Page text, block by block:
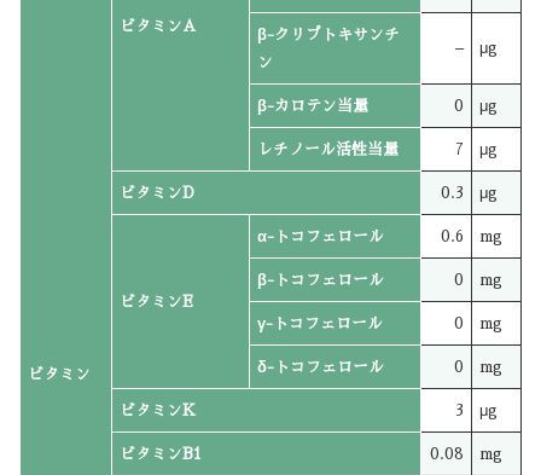
ビタミン
ビタミンA
β-クリプトキサンチ
ン
– μg
β-カロテン当量 0 μg
レチノール活性当量 7 μg
ビタミンD 0.3 μg
ビタミンE
α-トコフェロール 0.6 mg
β-トコフェロール 0 mg
γ-トコフェロール 0 mg
δ-トコフェロール 0 mg
ビタミンK 3 μg
ビタミンB1 0.08 mg